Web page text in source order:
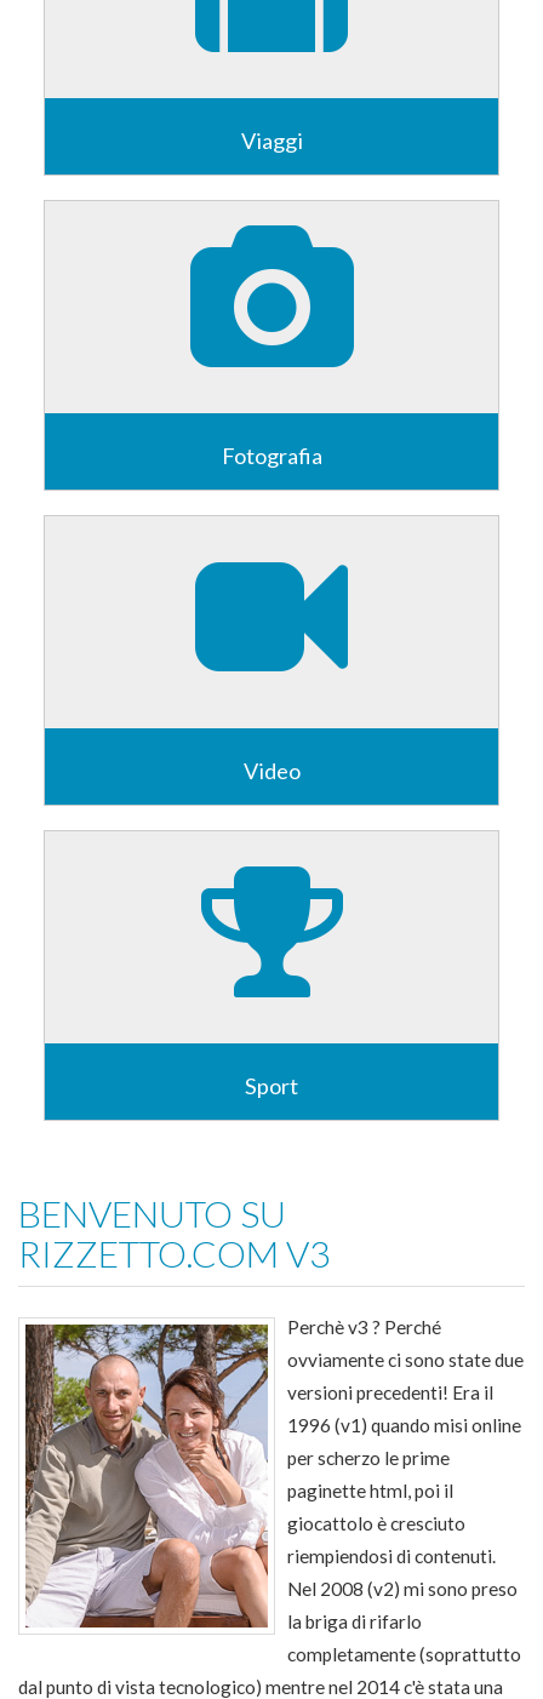
Viaggi
fotografici) di buona parte dei viaggi che abbiamo
intrapreso in questi anni.
Fotografia
Vai alla Sezione
Video
Sport
BENVENUTO SU
RIZZETTO.COM V3
Perchè v3 ? Perché
ovviamente ci sono state due
versioni precedenti! Era il
1996 (v1) quando misi online
per scherzo le prime
paginette html, poi il
giocattolo è cresciuto
riempiendosi di contenuti.
Nel 2008 (v2) mi sono preso
la briga di rifarlo
completamente (soprattutto
dal punto di vista tecnologico) mentre nel 2014 c'è stata una